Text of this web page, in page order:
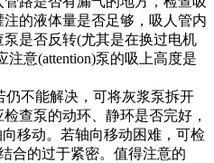
的液体量是否足够，吸人管内
是否反转(尤其是在换过电机
意(attention)泵的吸上高度是
不能解决，可将灰浆泵拆开
查泵的动环、静环是否完好，
移动。若轴向移动困难，可检
合的过于紧密。值得注意的